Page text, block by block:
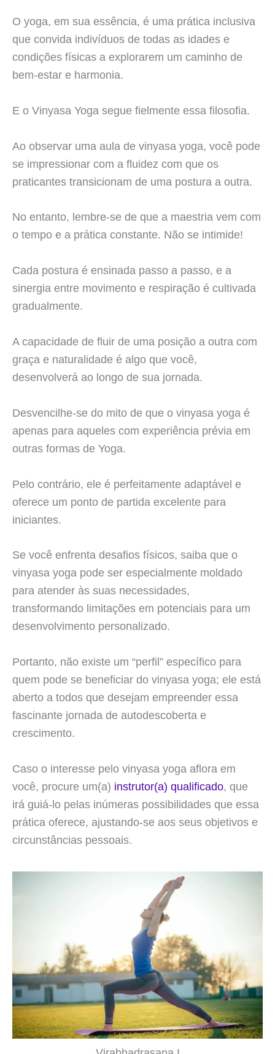
O yoga, em sua essência, é uma prática inclusiva
que convida indivíduos de todas as idades e
condições físicas a explorarem um caminho de
bem-estar e harmonia.
E o Vinyasa Yoga segue fielmente essa filosofia.
Ao observar uma aula de vinyasa yoga, você pode
se impressionar com a fluidez com que os
praticantes transicionam de uma postura a outra.
No entanto, lembre-se de que a maestria vem com
o tempo e a prática constante. Não se intimide!
Cada postura é ensinada passo a passo, e a
sinergia entre movimento e respiração é cultivada
gradualmente.
A capacidade de fluir de uma posição a outra com
graça e naturalidade é algo que você,
desenvolverá ao longo de sua jornada.
Desvencilhe-se do mito de que o vinyasa yoga é
apenas para aqueles com experiência prévia em
outras formas de Yoga.
Pelo contrário, ele é perfeitamente adaptável e
oferece um ponto de partida excelente para
iniciantes.
Se você enfrenta desafios físicos, saiba que o
vinyasa yoga pode ser especialmente moldado
para atender às suas necessidades,
transformando limitações em potenciais para um
desenvolvimento personalizado.
Portanto, não existe um “perfil” específico para
quem pode se beneficiar do vinyasa yoga; ele está
aberto a todos que desejam empreender essa
fascinante jornada de autodescoberta e
crescimento.
Caso o interesse pelo vinyasa yoga aflora em
você, procure um(a) instrutor(a) qualificado, que
irá guiá-lo pelas inúmeras possibilidades que essa
prática oferece, ajustando-se aos seus objetivos e
circunstâncias pessoais.